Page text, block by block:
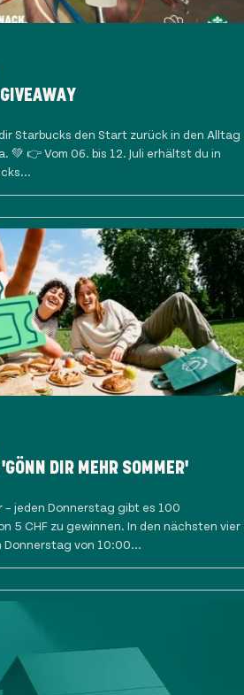
Starbucks den Start zurück in den Alltag
💚 👉 Vom 06. bis 12. Juli erhältst du in
DIR MEHR SOMMER'
– jeden Donnerstag gibt es 100
5 CHF zu gewinnen. In den nächsten vier
Donnerstag von 10:00...